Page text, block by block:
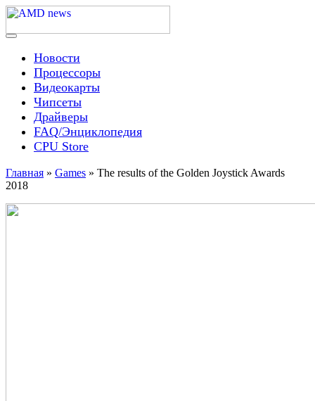
Skip
content
AMD news
Menu
Новости
Процессоры
Видеокарты
Чипсеты
Драйверы
FAQ/Энциклопедия
CPU Store
Главная » Games » The results of the Golden Joystick Awards
2018